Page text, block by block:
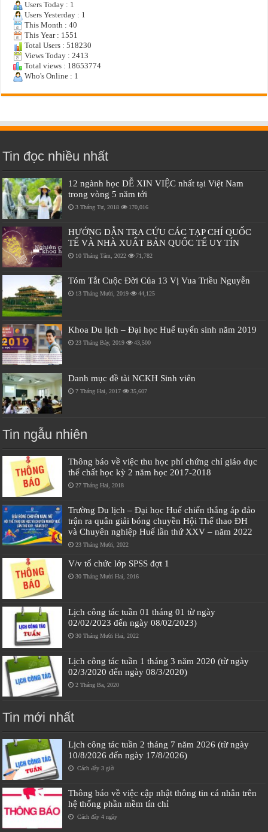
Users Today : 1
Users Yesterday : 1
This Month : 40
This Year : 1551
Total Users : 518230
Views Today : 2413
Total views : 18653774
Who's Online : 1
Tin đọc nhiều nhất
12 ngành học DỄ XIN VIỆC nhất tại Việt Nam
trong vòng 5 năm tới
3 Tháng Tư, 2018 170,016
HƯỚNG DẪN TRA CỨU CÁC TẠP CHÍ QUỐC
TẾ VÀ NHÀ XUẤT BẢN QUỐC TẾ UY TÍN
10 Tháng Tám, 2022 71,782
Tóm Tắt Cuộc Đời Của 13 Vị Vua Triều Nguyễn
13 Tháng Mười, 2019 44,125
Khoa Du lịch – Đại học Huế tuyển sinh năm 2019
23 Tháng Bảy, 2019 43,500
Danh mục đề tài NCKH Sinh viên
7 Tháng Hai, 2017 35,607
Tin ngẫu nhiên
Thông báo về việc thu học phí chứng chỉ giáo dục
thể chất học kỳ 2 năm học 2017-2018
27 Tháng Hai, 2018
Trường Du lịch – Đại học Huế chiến thắng áp đảo
trận ra quân giải bóng chuyền Hội Thể thao ĐH
và Chuyên nghiệp Huế lần thứ XXV – năm 2022
23 Tháng Mười, 2022
V/v tổ chức lớp SPSS đợt 1
30 Tháng Mười Hai, 2016
Lịch công tác tuần 01 tháng 01 từ ngày
02/02/2023 đến ngày 08/02/2023)
30 Tháng Mười Hai, 2022
Lịch công tác tuần 1 tháng 3 năm 2020 (từ ngày
02/3/2020 đến ngày 08/3/2020)
2 Tháng Ba, 2020
Tin mới nhất
Lịch công tác tuần 2 tháng 7 năm 2026 (từ ngày
10/8/2026 đến ngày 17/8/2026)
Cách đây 3 giờ
Thông báo về việc cập nhật thông tin cá nhân trên
hệ thống phần mềm tín chỉ
Cách đây 4 ngày